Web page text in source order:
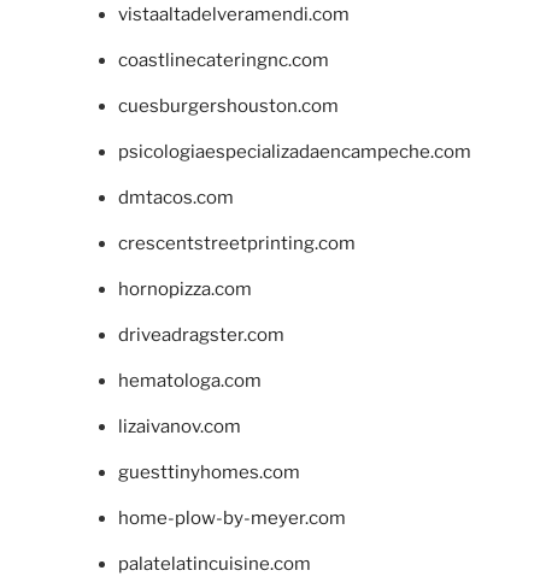
vistaaltadelveramendi.com
coastlinecateringnc.com
cuesburgershouston.com
psicologiaespecializadaencampeche.com
dmtacos.com
crescentstreetprinting.com
hornopizza.com
driveadragster.com
hematologa.com
lizaivanov.com
guesttinyhomes.com
home-plow-by-meyer.com
palatelatincuisine.com